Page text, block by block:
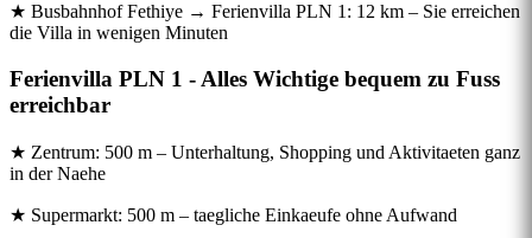
★ Busbahnhof Fethiye → Ferienvilla PLN 1: 12 km – Sie erreichen
die Villa in wenigen Minuten
Ferienvilla PLN 1 - Alles Wichtige bequem zu Fuss
erreichbar
★ Zentrum: 500 m – Unterhaltung, Shopping und Aktivitaeten ganz
in der Naehe
★ Supermarkt: 500 m – taegliche Einkaeufe ohne Aufwand